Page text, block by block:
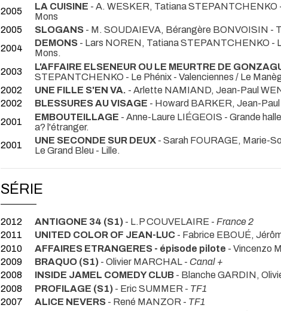
2005
LA CUISINE - A. WESKER, Tatiana STEPANTCHENKO
Mons
2005
SLOGANS - M. SOUDAIEVA, Bérangère BONVOISIN -
2004
DEMONS - Lars NOREN, Tatiana STEPANTCHENKO -
Mons.
2003
L'AFFAIRE ELSENEUR OU LE MEURTRE DE
STEPANTCHENKO - Le Phénix - Valenciennes / Le
2002
UNE FILLE S'EN VA. - Arlette NAMIAND, Jean-Paul
2002
BLESSURES AU VISAGE - Howard BARKER, Jean-
2001
EMBOUTEILLAGE - Anne-Laure LIÉGEOIS - Grande
a? l'étranger.
2001
UNE SECONDE SUR DEUX - Sarah FOURAGE, Marie-
Le Grand Bleu - Lille.
SÉRIE
2012 ANTIGONE 34 (S1) - L.P COUVELAIRE - France 2
2011
UNITED COLOR OF JEAN-LUC - Fabrice EBOUÉ,
2010
AFFAIRES ETRANGERES - épisode pilote - Vincenzo
2009
BRAQUO (S1) - Olivier MARCHAL - Canal +
2008
INSIDE JAMEL COMEDY CLUB - Blanche GARDIN,
2008
PROFILAGE (S1) - Eric SUMMER - TF1
2007
ALICE NEVERS - René MANZOR - TF1